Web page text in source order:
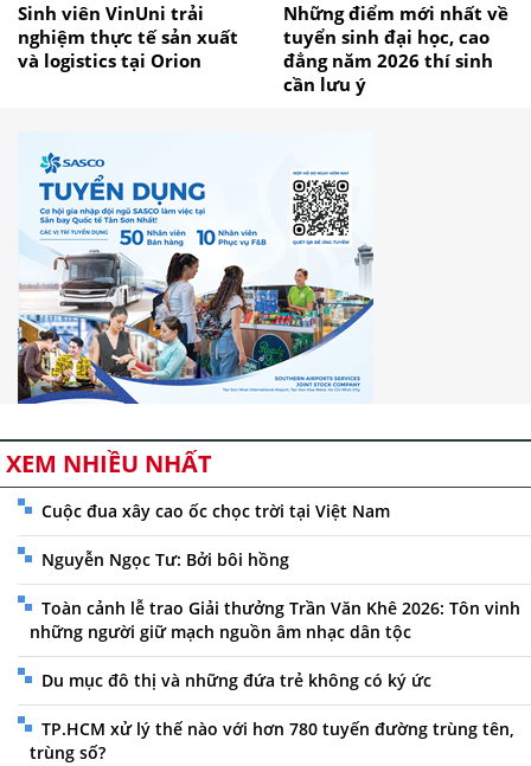
Sinh viên VinUni trải
nghiệm thực tế sản xuất
và logistics tại Orion
Những điểm mới nhất về
tuyển sinh đại học, cao
đẳng năm 2026 thí sinh
cần lưu ý
XEM NHIỀU NHẤT
Cuộc đua xây cao ốc chọc trời tại Việt Nam
Nguyễn Ngọc Tư: Bởi bôi hồng
Toàn cảnh lễ trao Giải thưởng Trần Văn Khê 2026: Tôn vinh
những người giữ mạch nguồn âm nhạc dân tộc
Du mục đô thị và những đứa trẻ không có ký ức
TP.HCM xử lý thế nào với hơn 780 tuyến đường trùng tên,
trùng số?